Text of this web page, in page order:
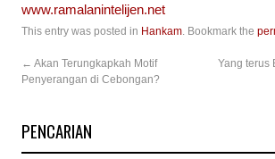
www.ramalanintelijen.net
This entry was posted in Hankam . Bookmark the
← Akan Terungkapkah Motif
Penyerangan di Cebongan?
Yang terus
PENCARIAN